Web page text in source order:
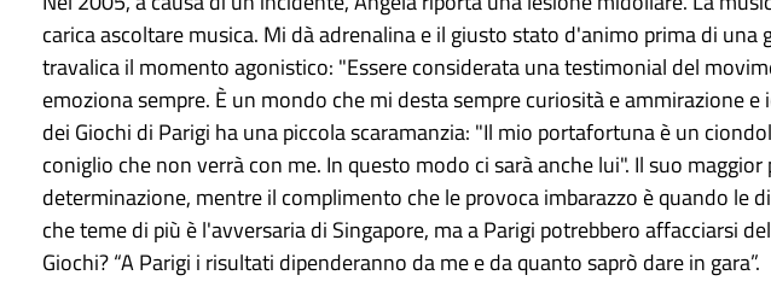
carica ascoltare musica. Mi dà adrenalina e il giusto stato d'animo prima di una
travalica il momento agonistico: "Essere considerata una testimonial del
emoziona sempre. È un mondo che mi desta sempre curiosità e ammirazione
dei Giochi di Parigi ha una piccola scaramanzia: "Il mio portafortuna è un
coniglio che non verrà con me. In questo modo ci sarà anche lui". Il suo
determinazione, mentre il complimento che le provoca imbarazzo è quando le
che teme di più è l'avversaria di Singapore, ma a Parigi potrebbero affacciarsi
Giochi? “A Parigi i risultati dipenderanno da me e da quanto saprò dare in gara”.